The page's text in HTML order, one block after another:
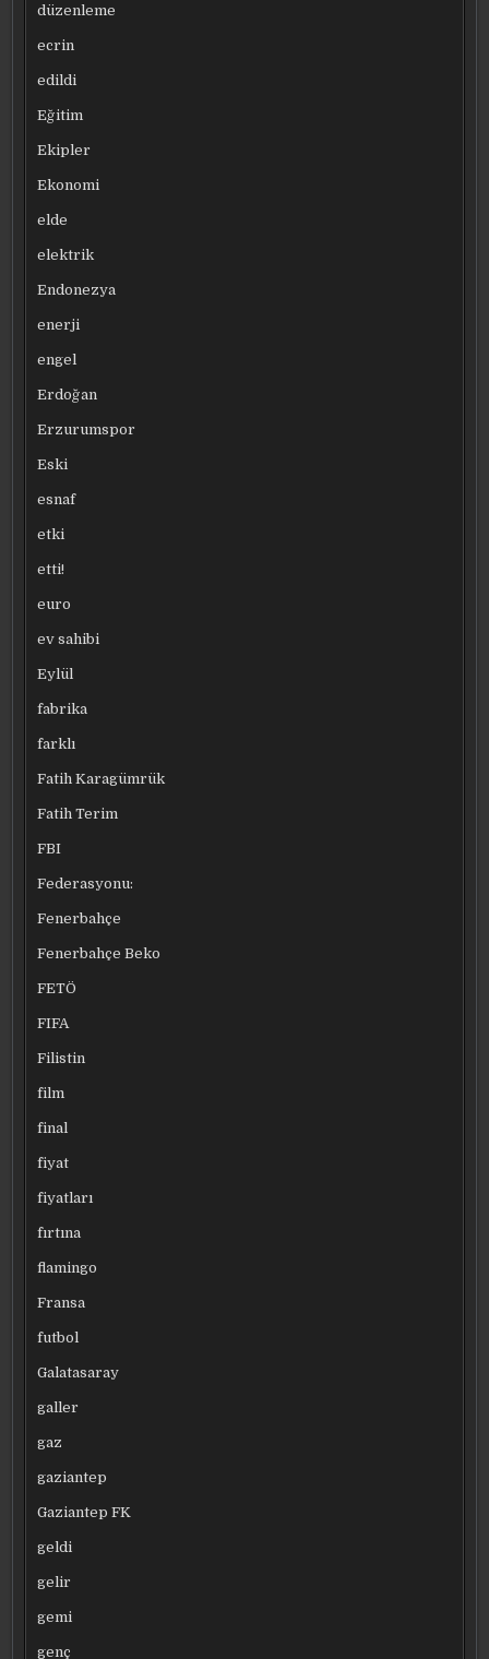
düzenleme
ecrin
edildi
Eğitim
Ekipler
Ekonomi
elde
elektrik
Endonezya
enerji
engel
Erdoğan
Erzurumspor
Eski
esnaf
etki
etti!
euro
ev sahibi
Eylül
fabrika
farklı
Fatih Karagümrük
Fatih Terim
FBI
Federasyonu:
Fenerbahçe
Fenerbahçe Beko
FETÖ
FIFA
Filistin
film
final
fiyat
fiyatları
fırtına
flamingo
Fransa
futbol
Galatasaray
galler
gaz
gaziantep
Gaziantep FK
geldi
gelir
gemi
genç